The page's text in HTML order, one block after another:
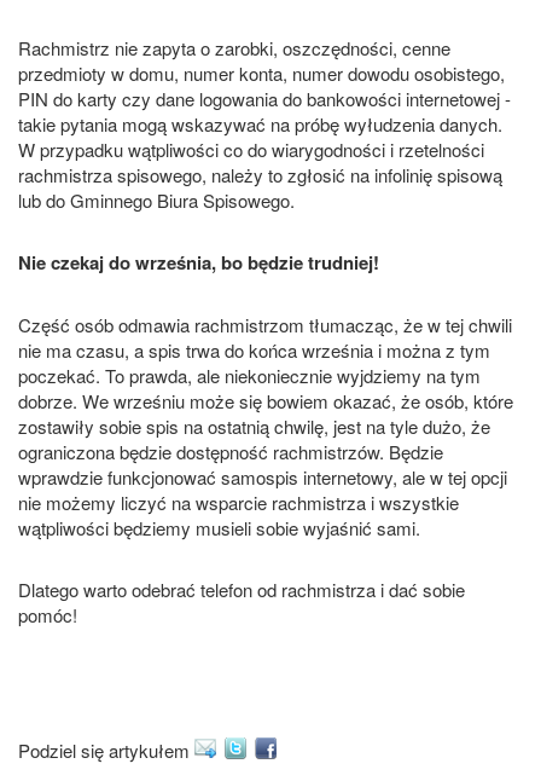
Rachmistrz nie zapyta o zarobki, oszczędności, cenne
przedmioty w domu, numer konta, numer dowodu osobistego,
PIN do karty czy dane logowania do bankowości internetowej -
takie pytania mogą wskazywać na próbę wyłudzenia danych.
W przypadku wątpliwości co do wiarygodności i rzetelności
rachmistrza spisowego, należy to zgłosić na infolinię spisową
lub do Gminnego Biura Spisowego.
Nie czekaj do września, bo będzie trudniej!
Część osób odmawia rachmistrzom tłumacząc, że w tej chwili
nie ma czasu, a spis trwa do końca września i można z tym
poczekać. To prawda, ale niekoniecznie wyjdziemy na tym
dobrze. We wrześniu może się bowiem okazać, że osób, które
zostawiły sobie spis na ostatnią chwilę, jest na tyle dużo, że
ograniczona będzie dostępność rachmistrzów. Będzie
wprawdzie funkcjonować samospis internetowy, ale w tej opcji
nie możemy liczyć na wsparcie rachmistrza i wszystkie
wątpliwości będziemy musieli sobie wyjaśnić sami.
Dlatego warto odebrać telefon od rachmistrza i dać sobie
pomóc!
Podziel się artykułem